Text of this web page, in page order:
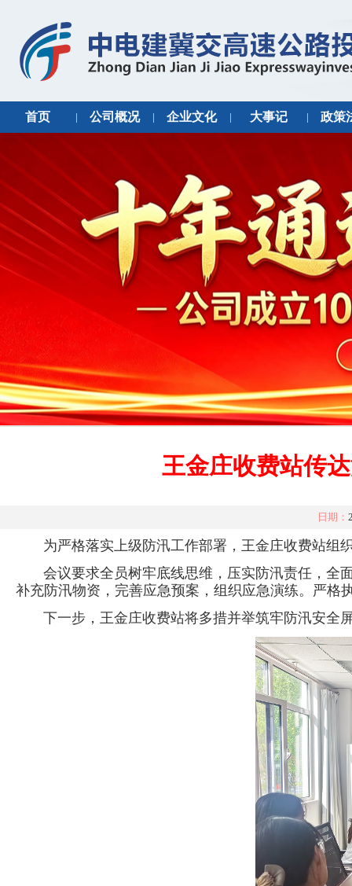
首页 | 公司概况 | 企业文化 | 大事记 | 政策
王金庄收费站传
日期：
为严格落实上级防汛工作部署，王金庄收费站组
会议要求全员树牢底线思维，压实防汛责任，全面
补充防汛物资，完善应急预案，组织应急演练。严格
下一步，王金庄收费站将多措并举筑牢防汛安全